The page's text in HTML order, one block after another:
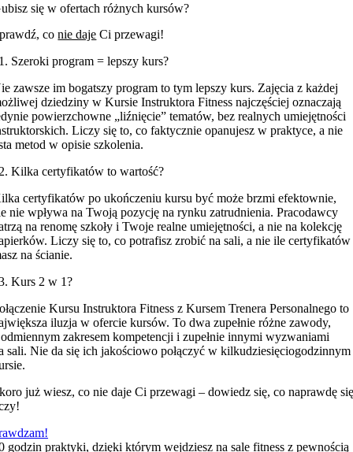
się w ofertach różnych kursów?
conie daje Ci przewagi!
Szeroki program = lepszy kurs?
zawsze im bogatszy program to tym lepszy kurs. Zajęcia z każdej
dziedziny w Kursie Instruktora Fitness najczęściej oznaczają
powierzchowne „liźnięcie” tematów, bez realnych umiejętności
Liczy się to, co faktycznie opanujesz w praktyce, a nie
metod w opisie szkolenia.
Kilka certyfikatów to wartość?
certyfikatów po ukończeniu kursu być może brzmi efektownie,
nie wpływa na Twoją pozycję na rynku zatrudnienia. Pracodawcy
na renomę szkoły i Twoje realne umiejętności, a nie na kolekcję
Liczy się to, co potrafisz zrobić na sali, a nie ile certyfikatów
na ścianie.
Kurs 2 w 1?
Kursu Instruktora Fitness z Kursem Trenera Personalnego to
iluzja w ofercie kursów. To dwa zupełnie różne zawody,
zakresem kompetencji i zupełnie innymi wyzwaniami
sali. Nie da się ich jakościowo połączyć w kilkudziesięciogodzinnym
już wiesz, co nie daje Ci przewagi – dowiedz się, co naprawdę
godzin praktyki, dzięki którym wejdziesz na sale fitness z pewnością